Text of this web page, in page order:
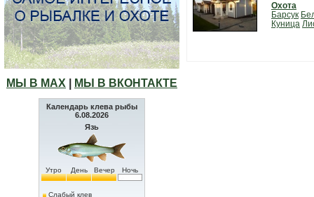
МЫ В МАХ МЫ В ВКОНТАКТЕ
Календарь клева рыбы
6.08.2026
Язь
Утро День Вечер Ночь
Слабый клев
Охота
Барсук
Куница